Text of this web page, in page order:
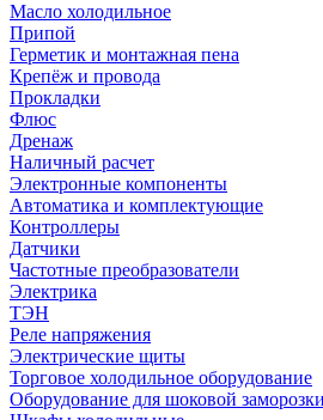
Масло холодильное
Припой
Герметик и монтажная пена
Крепёж и провода
Прокладки
Флюс
Дренаж
Наличный расчет
Электронные компоненты
Автоматика и комплектующие
Контроллеры
Датчики
Частотные преобразователи
Электрика
ТЭН
Реле напряжения
Электрические щиты
Торговое холодильное оборудование
Оборудование для шоковой заморозки